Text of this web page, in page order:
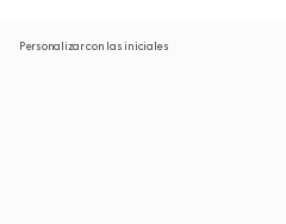
Personalizar con las iniciales